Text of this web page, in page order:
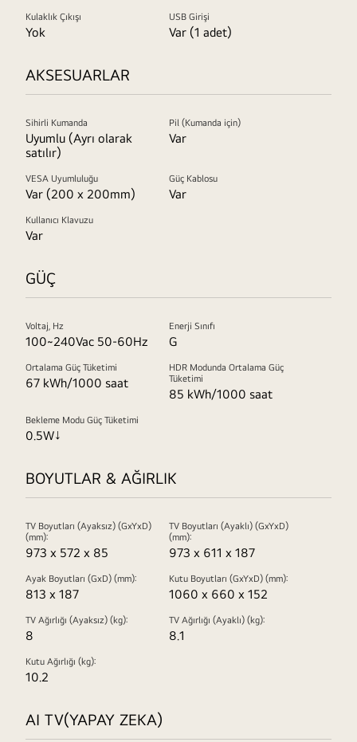
Kulaklık Çıkışı
Yok
USB Girişi
Var (1 adet)
AKSESUARLAR
Sihirli Kumanda
Uyumlu (Ayrı olarak
satılır)
Pil (Kumanda için)
Var
VESA Uyumluluğu
Var (200 x 200mm)
Güç Kablosu
Var
Kullanıcı Klavuzu
Var
GÜÇ
Voltaj, Hz
100~240Vac 50-60Hz
Enerji Sınıfı
G
Ortalama Güç Tüketimi
67 kWh/1000 saat
HDR Modunda Ortalama Güç
Tüketimi
85 kWh/1000 saat
Bekleme Modu Güç Tüketimi
0.5W↓
BOYUTLAR & AĞIRLIK
TV Boyutları (Ayaksız) (GxYxD)
(mm):
973 x 572 x 85
TV Boyutları (Ayaklı) (GxYxD)
(mm):
973 x 611 x 187
Ayak Boyutları (GxD) (mm):
813 x 187
Kutu Boyutları (GxYxD) (mm):
1060 x 660 x 152
TV Ağırlığı (Ayaksız) (kg):
8
TV Ağırlığı (Ayaklı) (kg):
8.1
Kutu Ağırlığı (kg):
10.2
AI TV(YAPAY ZEKA)